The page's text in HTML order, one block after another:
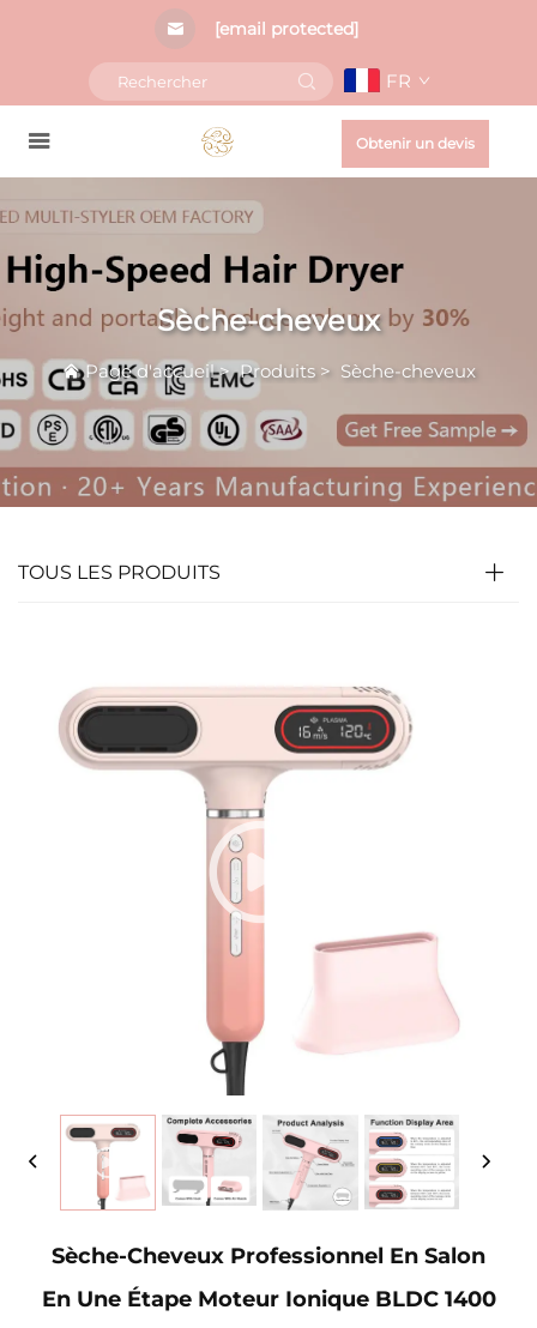
[email protected]
FR
Obtenir un devis
Sèche-cheveux
Page d'accueil>Produits> Sèche-cheveux
TOUS LES PRODUITS
Sèche-Cheveux Professionnel En Salon
En Une Étape Moteur Ionique BLDC 1400